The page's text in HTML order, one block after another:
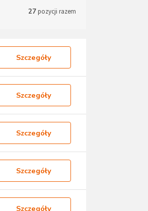
27pozycji razem
Szczegóły
Szczegóły
Szczegóły
Szczegóły
Szczegóły